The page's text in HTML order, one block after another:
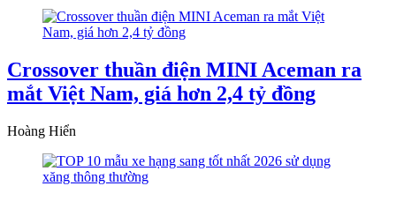
Crossover thuần điện MINI Aceman ra
mắt Việt Nam, giá hơn 2,4 tỷ đồng
Hoàng Hiển